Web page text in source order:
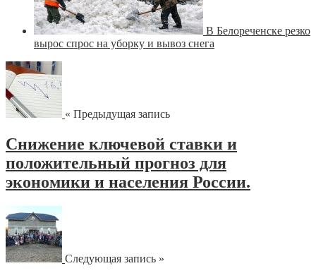
В Белореченске резко
вырос спрос на уборку и вывоз снега
« Предыдущая запись
Снижение ключевой ставки и
положительный прогноз для
экономики и населения России.
Следующая запись »